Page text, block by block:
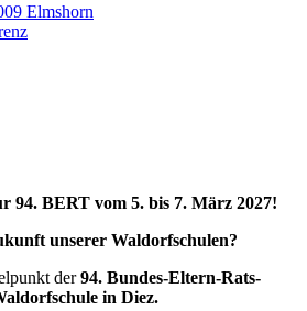
Elmshorn
94. BERT vom 5. bis 7. März 2027!
unserer Waldorfschulen?
der94. Bundes-Eltern-Rats-
in Diez.